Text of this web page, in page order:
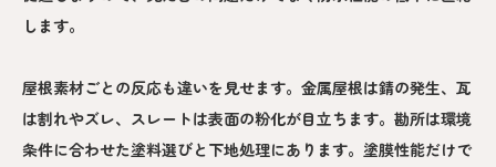
します。
屋根素材ごとの反応も違いを見せます。金属屋根は錆の発生、瓦
は割れやズレ、スレートは表面の粉化が目立ちます。勘所は環境
条件に合わせた塗料選びと下地処理にあります。塗膜性能だけで